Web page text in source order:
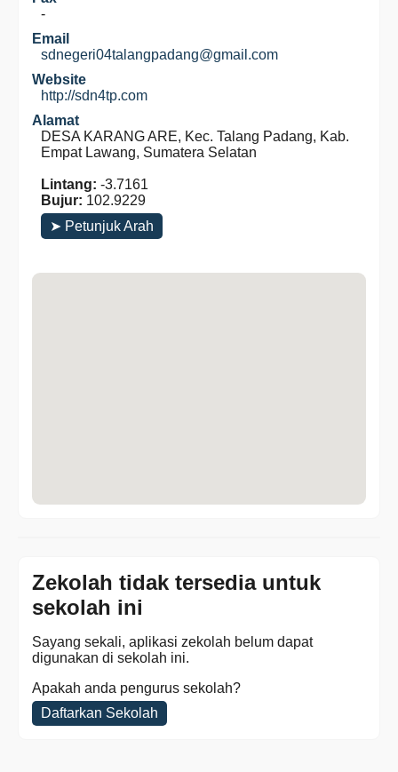
-
Email
sdnegeri04talangpadang@gmail.com
Website
http://sdn4tp.com
Alamat
DESA KARANG ARE, Kec. Talang Padang, Kab.
Empat Lawang, Sumatera Selatan
Lintang: -3.7161
Bujur: 102.9229
➤ Petunjuk Arah
Zekolah tidak tersedia untuk
sekolah ini
Sayang sekali, aplikasi zekolah belum dapat
digunakan di sekolah ini.
Apakah anda pengurus sekolah?
Daftarkan Sekolah